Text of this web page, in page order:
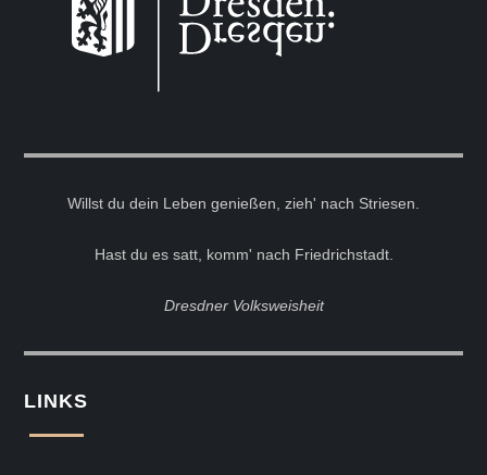
Willst du dein Leben genießen, zieh' nach Striesen.
Hast du es satt, komm' nach Friedrichstadt.
Dresdner Volksweisheit
LINKS